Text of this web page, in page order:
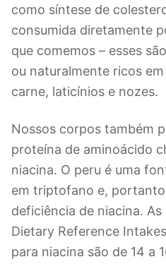
como síntese de
consumida diretamente
que comemos – esses
ou naturalmente ricos
carne, laticínios e nozes.
Nossos corpos também
proteína de aminoácido
niacina. O peru é uma
em triptofano e,
deficiência de niacina.
Dietary Reference
para niacina são de 14 a